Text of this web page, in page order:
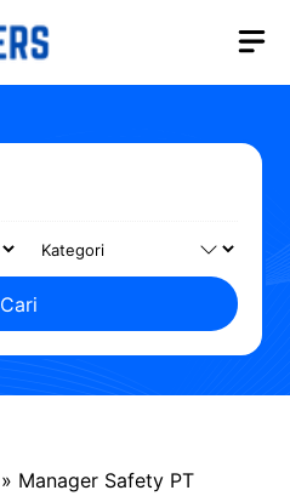
Cari
» Manager Safety PT